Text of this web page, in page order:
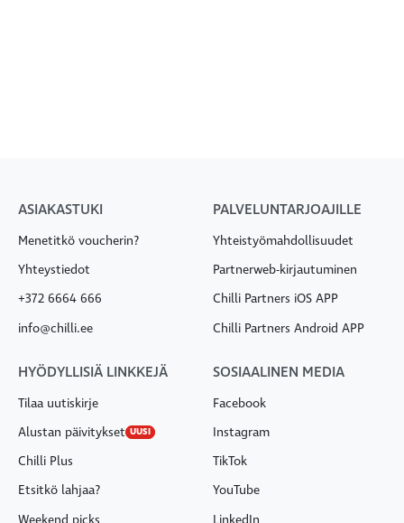
ASIAKASTUKI
Menetitkö voucherin?
Yhteystiedot
+372 6664 666
info@chilli.ee
PALVELUNTARJOAJILLE
Yhteistyömahdollisuudet
Partnerweb-kirjautuminen
Chilli Partners iOS APP
Chilli Partners Android APP
HYÖDYLLISIÄ LINKKEJÄ
Tilaa uutiskirje
Alustan päivitykset UUSI
Chilli Plus
Etsitkö lahjaa?
Weekend picks
SOSIAALINEN MEDIA
Facebook
Instagram
TikTok
YouTube
LinkedIn